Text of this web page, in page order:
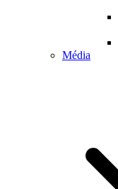
Média